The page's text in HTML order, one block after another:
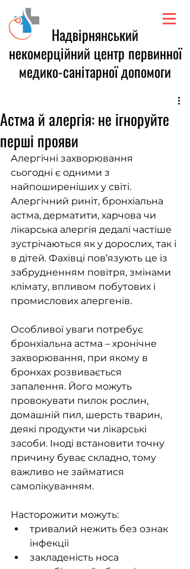
Надвірнянський
некомерційний центр первинної
медико-санітарної допомоги
Астма й алергія: не ігноруйте
перші прояви
Алергічні захворювання
сьогодні є одними з
найпоширеніших у світі.
Алергічний риніт, бронхіальна
астма, дерматити, харчова чи
лікарська алергія дедалі частіше
зустрічаються як у дорослих, так і
в дітей. Фахівці пов’язують це із
забрудненням повітря, змінами
клімату, впливом побутових і
промислових алергенів.
Особливої уваги потребує
бронхіальна астма – хронічне
захворювання, при якому в
бронхах розвивається
запалення. Його можуть
провокувати пилок рослин,
домашній пил, шерсть тварин,
деякі продукти чи лікарські
засоби. Іноді встановити точну
причину буває складно, тому
важливо не займатися
самолікуванням.
Насторожити можуть:
тривалий нежить без ознак
інфекції
закладеність носа